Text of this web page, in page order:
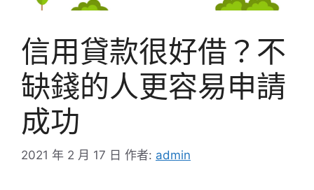
信用貸款很好借？不
缺錢的人更容易申請
成功
2021 年 2 月 17 日 作者: admin